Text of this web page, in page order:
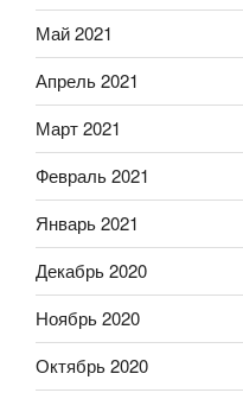
Май 2021
Апрель 2021
Март 2021
Февраль 2021
Январь 2021
Декабрь 2020
Ноябрь 2020
Октябрь 2020